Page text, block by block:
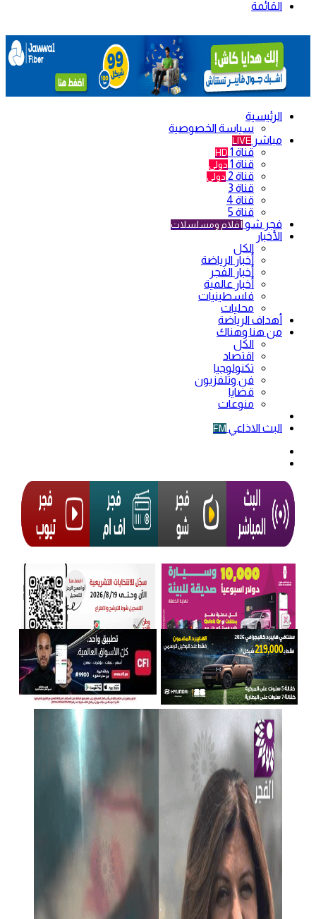
القائمة
الرئيسية
سياسة الخصوصية
مباشر LIVE
قناة 1 HD
قناة 1 دولي
قناة 2 دولي
قناة 3
قناة 4
قناة 5
فجر شو أفلام ومسلسلات
الأخبار
الكل
أخبار الرياضة
أخبار الفجر
أخبار عالمية
فلسطينيات
محليات
أهداف الرياضة
من هنا وهناك
الكل
اقتصاد
تكنولوجيا
فن وتلفزيون
قضايا
منوعات
البث الاذاعي FM